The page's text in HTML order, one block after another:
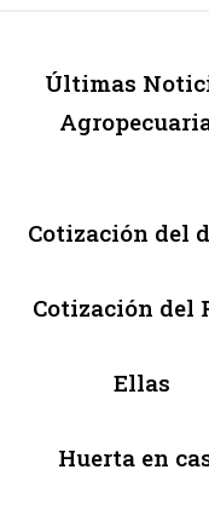
Últimas
Cotización del
Cotización del
Ellas
Huerta en